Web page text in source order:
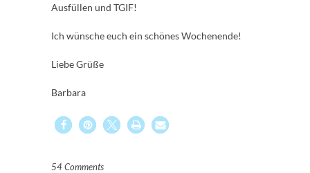
Ausfüllen und TGIF!
Ich wünsche euch ein schönes Wochenende!
Liebe Grüße
Barbara
54 Comments